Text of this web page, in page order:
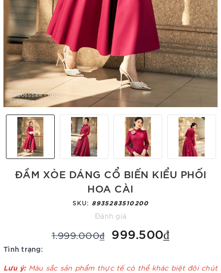
ĐẦM XÒE DÁNG CỔ BIẾN KIỂU PHỐI
HOA CÀI
SKU: 8935283510200
Đánh giá
1.999.000₫ 999.500₫
Tình trạng:
Lưu ý: Màu sắc sản phẩm thực tế có thể khác biệt đôi chút